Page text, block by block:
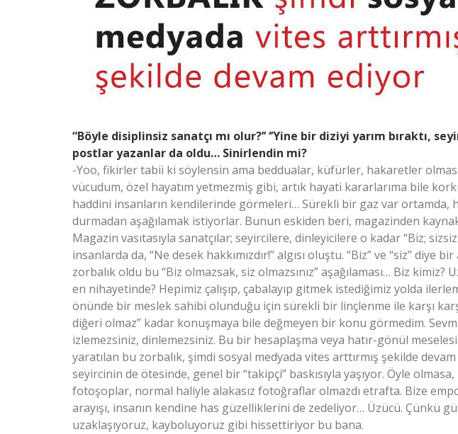
“Böyle disiplinsiz sanatçı mı olur?’’ ‘’Yine bir diziyi yarım bıraktı,
postlar yazanlar da oldu… Sinirlendin mi?
-Yoo, fikirler tabii ki söylensin ama beddualar, küfürler, hakaretler olmasın
vücudum, özel hayatım yetmezmiş gibi, artık hayati kararlarıma bile
haddini insanların kendilerinde görmeleri… Sürekli bir gaz var ortamda,
durmadan aşağılamak istiyorlar. Bunun eskiden beri, magazinden
Magazin vasıtasıyla sanatçılar; seyircilere, dinleyicilere o kadar “Biz;
insanlarda da, “Ne desek hakkımızdır!” algısı oluştu. “Biz” ve “siz” diye
zorbalık oldu bu “Biz olmazsak, siz olmazsınız” aşağılaması… Biz kimiz?
en nihayetinde? Hepimiz çalışıp, çabalayıp gitmek istediğimiz yolda
önünde bir meslek sahibi olunduğu için sürekli bir linçlenme ile karşı
diğeri olmaz” kadar konuşmaya bile değmeyen bir konu görmedim.
izlemezsiniz, dinlemezsiniz. Bu bir hesaplaşma veya hatır-gönül
yaratılan bu zorbalık, şimdi sosyal medyada vites arttırmış şekilde
seyircinin de ötesinde, genel bir “takipçi” baskısıyla yaşıyor. Öyle
fotoşoplar, normal haliyle alakasız fotoğraflar olmazdı etrafta. Bize
arayışı, insanın kendine has güzelliklerini de zedeliyor… Üzücü. Çünkü
uzaklaşıyoruz, kayboluyoruz gibi hissettiriyor bu bana.